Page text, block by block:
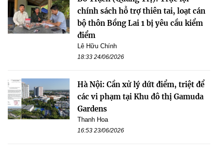
chính sách hỗ trợ thiên tai, loạt cán
bộ thôn Bồng Lai 1 bị yêu cầu kiểm
điểm
Lê Hữu Chính
18:33 24/06/2026
Hà Nội: Cần xử lý dứt điểm, triệt để
các vi phạm tại Khu đô thị Gamuda
Gardens
Thanh Hoa
16:53 23/06/2026